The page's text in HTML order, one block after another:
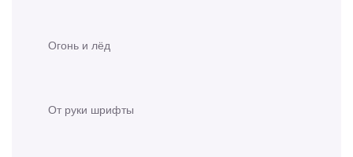
Огонь и лёд
От руки шрифты